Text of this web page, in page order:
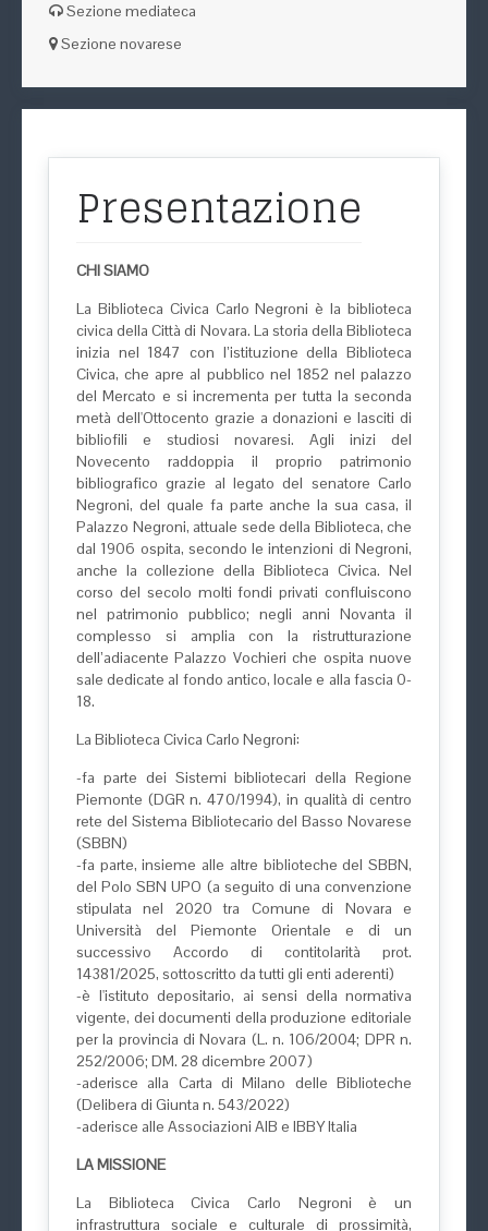
Sezione mediateca
Sezione novarese
Presentazione
CHI SIAMO
La Biblioteca Civica Carlo Negroni è la biblioteca
civica della Città di Novara. La storia della Biblioteca
inizia nel 1847 con l’istituzione della Biblioteca
Civica, che apre al pubblico nel 1852 nel palazzo
del Mercato e si incrementa per tutta la seconda
metà dell'Ottocento grazie a donazioni e lasciti di
bibliofili e studiosi novaresi. Agli inizi del
Novecento raddoppia il proprio patrimonio
bibliografico grazie al legato del senatore Carlo
Negroni, del quale fa parte anche la sua casa, il
Palazzo Negroni, attuale sede della Biblioteca, che
dal 1906 ospita, secondo le intenzioni di Negroni,
anche la collezione della Biblioteca Civica. Nel
corso del secolo molti fondi privati confluiscono
nel patrimonio pubblico; negli anni Novanta il
complesso si amplia con la ristrutturazione
dell’adiacente Palazzo Vochieri che ospita nuove
sale dedicate al fondo antico, locale e alla fascia 0-
18.
La Biblioteca Civica Carlo Negroni:
-fa parte dei Sistemi bibliotecari della Regione
Piemonte (DGR n. 470/1994), in qualità di centro
rete del Sistema Bibliotecario del Basso Novarese
(SBBN)
-fa parte, insieme alle altre biblioteche del SBBN,
del Polo SBN UPO (a seguito di una convenzione
stipulata nel 2020 tra Comune di Novara e
Università del Piemonte Orientale e di un
successivo Accordo di contitolarità prot.
14381/2025, sottoscritto da tutti gli enti aderenti)
-è l'istituto depositario, ai sensi della normativa
vigente, dei documenti della produzione editoriale
per la provincia di Novara (L. n. 106/2004; DPR n.
252/2006; DM. 28 dicembre 2007)
-aderisce alla Carta di Milano delle Biblioteche
(Delibera di Giunta n. 543/2022)
-aderisce alle Associazioni AIB e IBBY Italia
LA MISSIONE
La Biblioteca Civica Carlo Negroni è un
infrastruttura sociale e culturale di prossimità,